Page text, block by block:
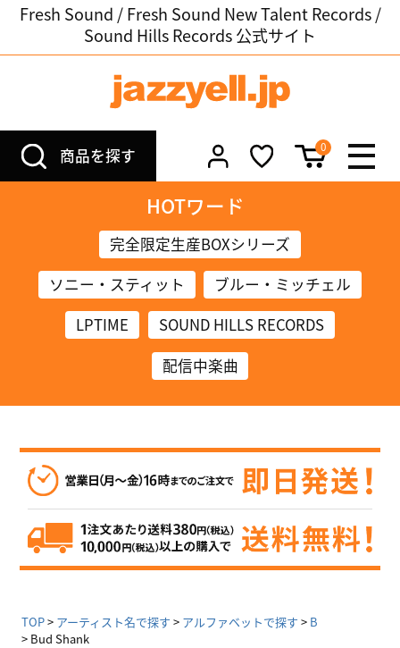
Fresh Sound / Fresh Sound New Talent Records /
Sound Hills Records 公式サイト
商品を探す 0
HOTワード
完全限定生産BOXシリーズ
ソニー・スティット
ブルー・ミッチェル
LPTIME
SOUND HILLS RECORDS
配信中楽曲
TOP アーティスト名で探す アルファベットで探す
B
Bud Shank